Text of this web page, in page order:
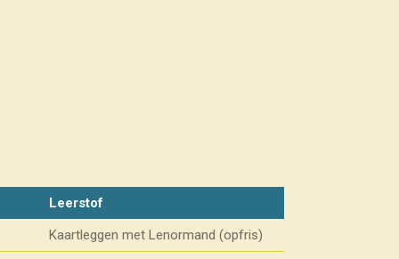
Leerstof
Kaartleggen met Lenormand (opfris)